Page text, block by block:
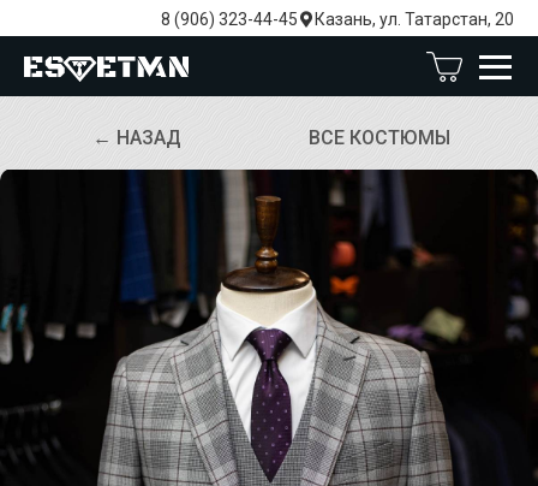
8 (906) 323-44-45 Казань, ул. Татарстан, 20
ВСЕ КОСТЮМЫ
← НАЗАД